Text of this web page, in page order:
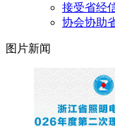
接受省经
协会协助
图片新闻